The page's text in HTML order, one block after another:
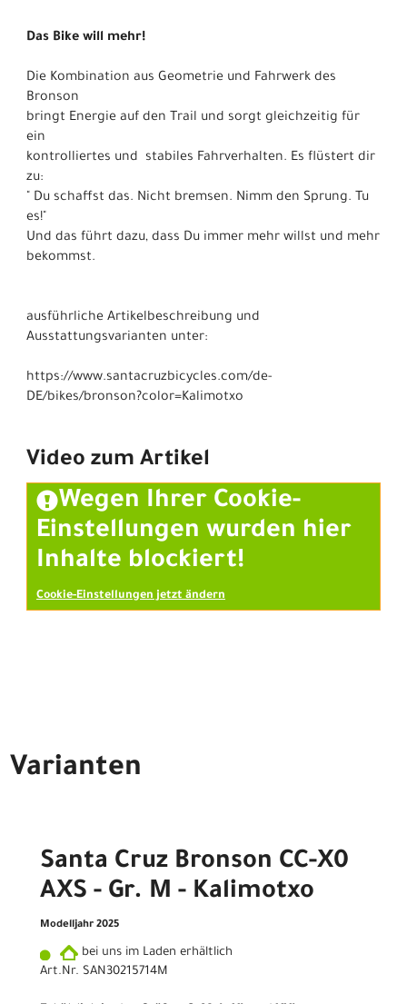
Das Bike will mehr!
Die Kombination aus Geometrie und Fahrwerk des
Bronson
bringt Energie auf den Trail und sorgt gleichzeitig für
ein
kontrolliertes und stabiles Fahrverhalten. Es flüstert dir
zu:
" Du schaffst das. Nicht bremsen. Nimm den Sprung. Tu
es!"
Und das führt dazu, dass Du immer mehr willst und mehr
bekommst.
ausführliche Artikelbeschreibung und
Ausstattungsvarianten unter:
https://www.santacruzbicycles.com/de-
DE/bikes/bronson?color=Kalimotxo
Video zum Artikel
Wegen Ihrer Cookie-
Einstellungen wurden hier
Inhalte blockiert!
Cookie-Einstellungen jetzt ändern
Varianten
Santa Cruz Bronson CC-X0
AXS - Gr. M - Kalimotxo
Modelljahr 2025
bei uns im Laden erhältlich
Art.Nr. SAN30215714M